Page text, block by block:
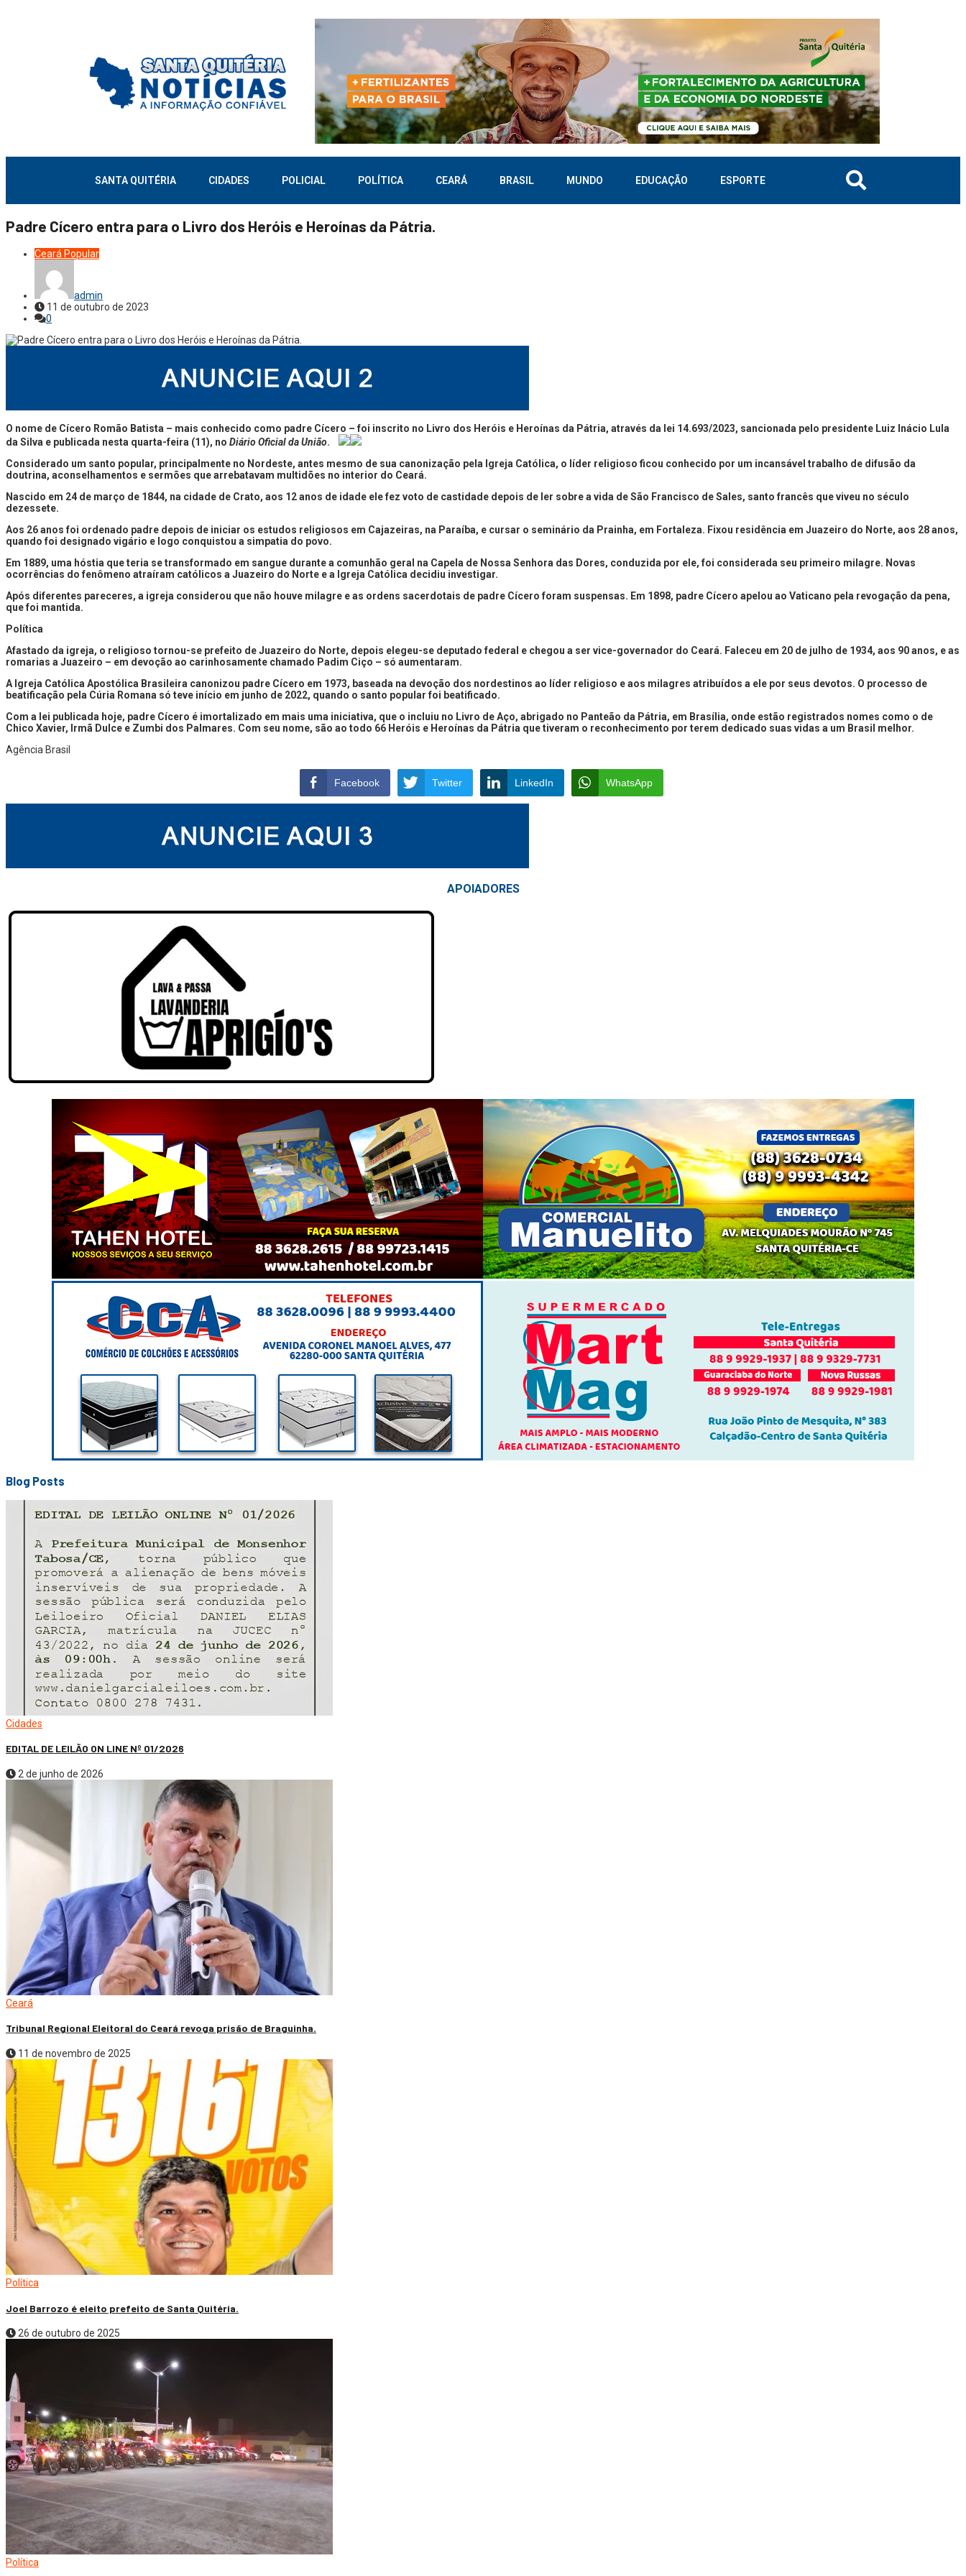
SANTA QUITÉRIA CIDADES POLICIAL POLÍTICA CEARÁ BRASIL MUNDO EDUCAÇÃO ESPORTE
Padre Cícero entra para o Livro dos Heróis e Heroínas da Pátria.
Ceará Popular
admin
11 de outubro de 2023
0
O nome de Cícero Romão Batista – mais conhecido como padre Cícero – foi inscrito no Livro dos Heróis e Heroínas da Pátria, através da lei 14.693/2023, sancionada pelo presidente Luiz Inácio Lula
da Silva e publicada nesta quarta-feira (11), no Diário Oficial da União.
Considerado um santo popular, principalmente no Nordeste, antes mesmo de sua canonização pela Igreja Católica, o líder religioso ficou conhecido por um incansável trabalho de difusão da
doutrina, aconselhamentos e sermões que arrebatavam multidões no interior do Ceará.
Nascido em 24 de março de 1844, na cidade de Crato, aos 12 anos de idade ele fez voto de castidade depois de ler sobre a vida de São Francisco de Sales, santo francês que viveu no século
dezessete.
Aos 26 anos foi ordenado padre depois de iniciar os estudos religiosos em Cajazeiras, na Paraíba, e cursar o seminário da Prainha, em Fortaleza. Fixou residência em Juazeiro do Norte, aos 28 anos,
quando foi designado vigário e logo conquistou a simpatia do povo.
Em 1889, uma hóstia que teria se transformado em sangue durante a comunhão geral na Capela de Nossa Senhora das Dores, conduzida por ele, foi considerada seu primeiro milagre. Novas
ocorrências do fenômeno atraíram católicos a Juazeiro do Norte e a Igreja Católica decidiu investigar.
Após diferentes pareceres, a igreja considerou que não houve milagre e as ordens sacerdotais de padre Cícero foram suspensas. Em 1898, padre Cícero apelou ao Vaticano pela revogação da pena,
que foi mantida.
Política
Afastado da igreja, o religioso tornou-se prefeito de Juazeiro do Norte, depois elegeu-se deputado federal e chegou a ser vice-governador do Ceará. Faleceu em 20 de julho de 1934, aos 90 anos, e as
romarias a Juazeiro – em devoção ao carinhosamente chamado Padim Ciço – só aumentaram.
A Igreja Católica Apostólica Brasileira canonizou padre Cícero em 1973, baseada na devoção dos nordestinos ao líder religioso e aos milagres atribuídos a ele por seus devotos. O processo de
beatificação pela Cúria Romana só teve início em junho de 2022, quando o santo popular foi beatificado.
Com a lei publicada hoje, padre Cícero é imortalizado em mais uma iniciativa, que o incluiu no Livro de Aço, abrigado no Panteão da Pátria, em Brasília, onde estão registrados nomes como o de
Chico Xavier, Irmã Dulce e Zumbi dos Palmares. Com seu nome, são ao todo 66 Heróis e Heroínas da Pátria que tiveram o reconhecimento por terem dedicado suas vidas a um Brasil melhor.
Agência Brasil
Facebook Twitter LinkedIn WhatsApp
APOIADORES
Blog Posts
Cidades
EDITAL DE LEILÃO ON LINE Nº 01/2026
2 de junho de 2026
Ceará
Tribunal Regional Eleitoral do Ceará revoga prisão de Braguinha.
11 de novembro de 2025
Política
Joel Barrozo é eleito prefeito de Santa Quitéria.
26 de outubro de 2025
Política